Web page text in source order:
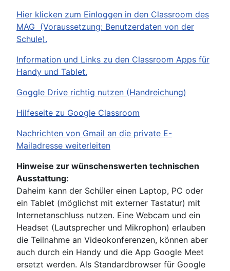
Hier klicken zum Einloggen in den Classroom des
MAG (Voraussetzung: Benutzerdaten von der
Schule).
Information und Links zu den Classroom Apps für
Handy und Tablet.
Goggle Drive richtig nutzen (Handreichung)
Hilfeseite zu Google Classroom
Nachrichten von Gmail an die private E-
Mailadresse weiterleiten
Hinweise zur wünschenswerten technischen
Ausstattung:
Daheim kann der Schüler einen Laptop, PC oder
ein Tablet (möglichst mit externer Tastatur) mit
Internetanschluss nutzen. Eine Webcam und ein
Headset (Lautsprecher und Mikrophon) erlauben
die Teilnahme an Videokonferenzen, können aber
auch durch ein Handy und die App Google Meet
ersetzt werden. Als Standardbrowser für Google